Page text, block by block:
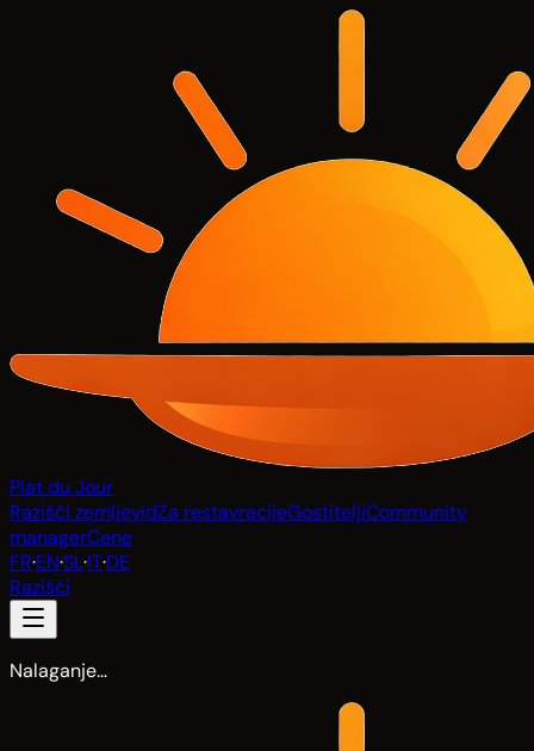
Plat du Jour
Razišči zemljevidZa restavracijeGostiteljiCommunity
managerCene
FR·EN·SL·IT·DE
Razišči
Nalaganje…